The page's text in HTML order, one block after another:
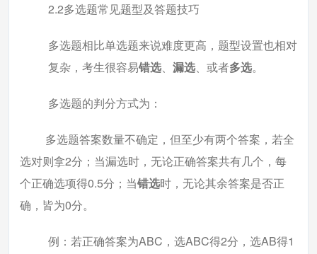
2.2多选题常见题型及答题技巧
多选题相比单选题来说难度更高，题型设置也相对
复杂，考生很容易错选、 漏选、或者多选。
多选题的判分方式为：
多选题答案数量不确定，但至少有两个答案，若全
选对则拿2分；当漏选时，无论正确答案共有几个，每
个正确选项得0.5分；当错选时，无论其余答案是否正
确，皆为0分。
例：若正确答案为ABC，选ABC得2分，选AB得1